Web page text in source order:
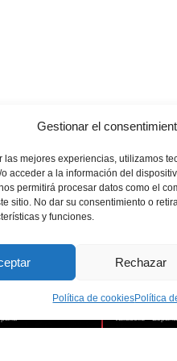
Gestionar el
las mejores experiencias, utilizamos
acceder a la información del
permitirá procesar datos como el
sitio. No dar su consentimiento o
y funciones.
Rechazar
Política de cookiesPolítica
-28006 Calle Villabáñez,
Valladolid - España